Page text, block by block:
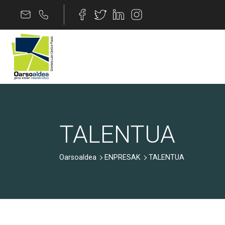
Skip to Content
TALENTUA
Oarsoaldea ENPRESAK TALENTUA